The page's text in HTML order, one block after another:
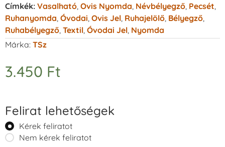
Címkék: Vasalható Ovis Nyomda Névbélyegző Pecsét
Ruhanyomda Óvodai Ovis Jel Ruhajelölő Bélyegző
Ruhabélyegző Textil Óvodai Jel Nyomda
Márka: TSz
3.450 Ft
Felirat lehetőségek
Kérek feliratot
Nem kérek feliratot